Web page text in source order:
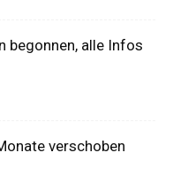
begonnen, alle Infos
verschoben